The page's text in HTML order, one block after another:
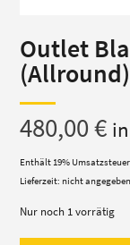
Outlet
(Allround)
480,00€
Enthält 19% Umsatzsteuer
Lieferzeit: nicht angegeben
Nur noch 1 vorrätig